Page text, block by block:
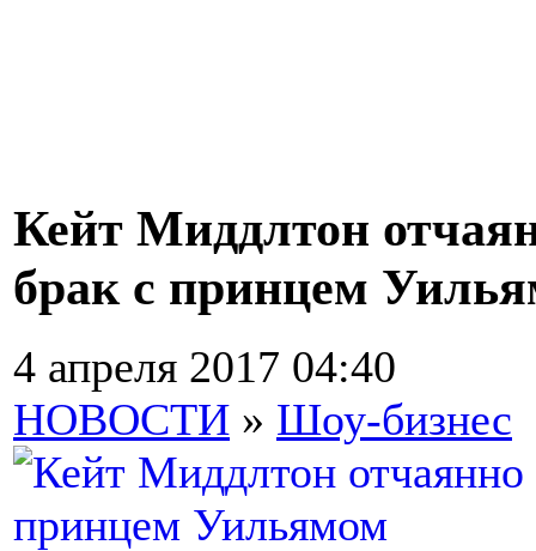
Кейт Миддлтон
брак с принцем
4 апреля 2017 04:40
НОВОСТИ » Шоу-бизнес